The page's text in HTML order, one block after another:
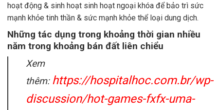
hoạt động & sinh hoạt sinh hoạt ngoại khóa để bảo trì sức
mạnh khỏe tinh thần & sức mạnh khỏe thể loại dung dịch.
Những tác dụng trong khoảng thời gian nhiều
năm trong khoảng bán đất liên chiểu
Xem
thêm: https://hospitalhoc.com.br/wp-
discussion/hot-games-fxfx-uma-